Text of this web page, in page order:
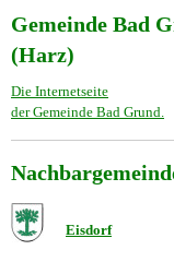
Gemeinde Bad
(Harz)
Die Internetseite
der Gemeinde Bad Grund.
Eisdorf